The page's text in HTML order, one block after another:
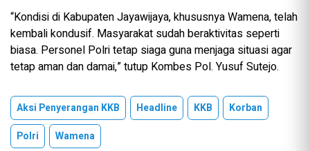
“Kondisi di Kabupaten Jayawijaya, khususnya Wamena, telah
kembali kondusif. Masyarakat sudah beraktivitas seperti
biasa. Personel Polri tetap siaga guna menjaga situasi agar
tetap aman dan damai,” tutup Kombes Pol. Yusuf Sutejo.
Aksi Penyerangan KKB Headline KKB
Korban
Polri
Wamena